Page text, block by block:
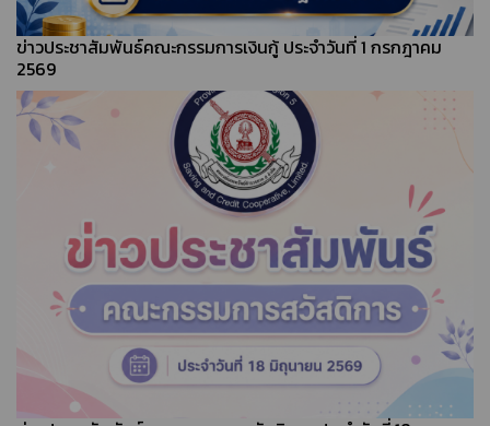
ข่าวประชาสัมพันธ์คณะกรรมการเงินกู้ ประจำวันที่ 1 กรกฎาคม
2569